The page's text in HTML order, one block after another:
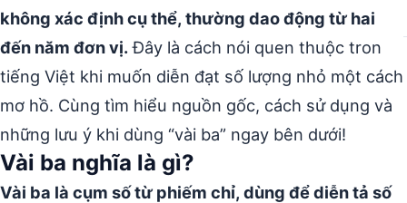
không xác định cụ thể, thường dao động từ hai
đến năm đơn vị.Đây là cách nói quen thuộc trong
tiếng Việt khi muốn diễn đạt số lượng nhỏ một cách
mơ hồ. Cùng tìm hiểu nguồn gốc, cách sử dụng và
những lưu ý khi dùng “vài ba” ngay bên dưới!
Vài ba nghĩa là gì?
Vài ba là cụm số từ phiếm chỉ, dùng để diễn tả số